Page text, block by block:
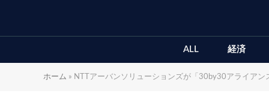
ALL 経済
ホーム » NTTアーバンソリューションズが「30by30アライア